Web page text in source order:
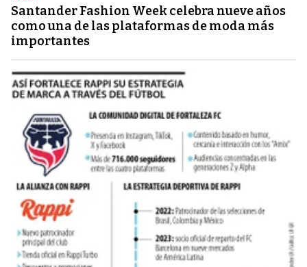
Santander Fashion Week celebra nueve años
como una de las plataformas de moda más
importantes